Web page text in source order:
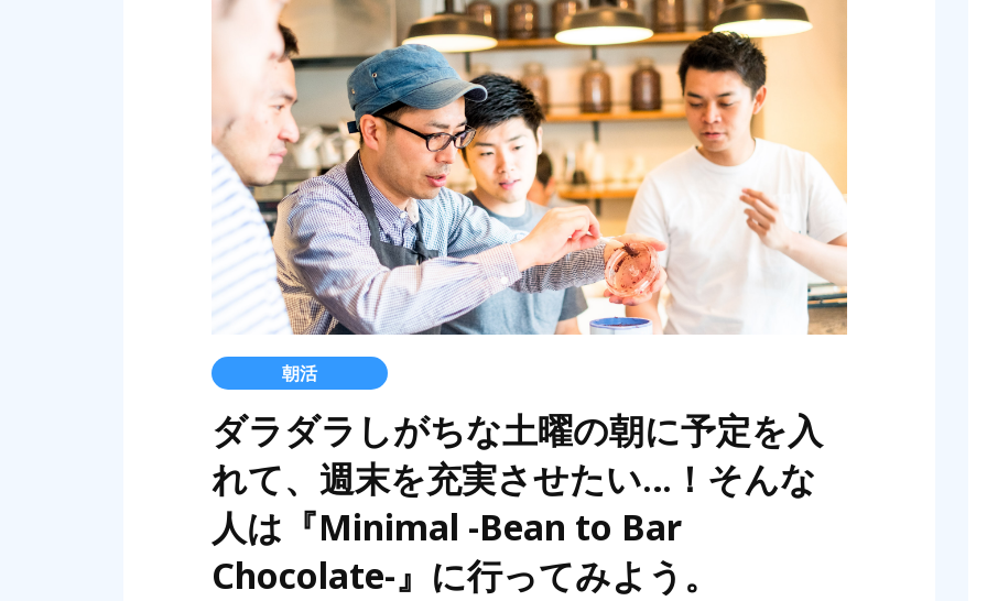
朝活
ダラダラしがちな土曜の朝に予定を入
れて、週末を充実させたい…！そんな
人は『Minimal -Bean to Bar
Chocolate-』に行ってみよう。